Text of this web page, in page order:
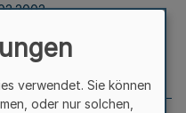
verwendet. Sie können
oder nur solchen,